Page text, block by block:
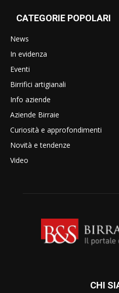
CATEGORIE POPOLARI
News
In evidenza
Eventi
Birrifici artigianali
Info aziende
Aziende Birraie
Curiosità e approfondimenti
Novità e tendenze
Video
CHI